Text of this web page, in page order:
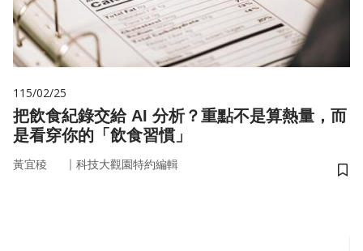
115/02/25
把飲食紀錄交給 AI 分析？重點不是算熱量，而
是看穿你的「飲食習慣」
黃宜稜 ｜ 科技大觀園特約編輯
儲